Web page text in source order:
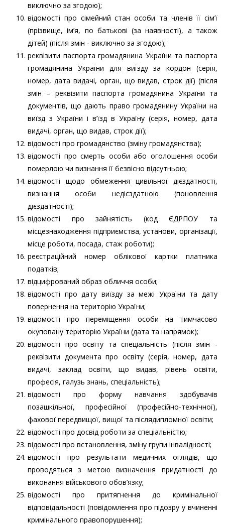
виключно за згодою);
відомості про сімейний стан особи та членів її сім’ї
(прізвище, ім’я, по батькові (за наявності), а також
дітей) (після змін - виключно за згодою);
реквізити паспорта громадянина України та паспорта
громадянина України для виїзду за кордон (серія,
номер, дата видачі, орган, що видав, строк дії) (після
змін – реквізити паспорта громадянина України та
документів, що дають право громадянину України на
виїзд з України і в’їзд в Україну (серія, номер, дата
видачі, орган, що видав, строк дії);
відомості про громадянство (зміну громадянства);
відомості про смерть особи або оголошення особи
померлою чи визнання її безвісно відсутньою;
відомості щодо обмеження цивільної дієздатності,
визнання особи недієздатною (поновлення
дієздатності);
відомості про зайнятість (код ЄДРПОУ та
місцезнаходження підприємства, установи, організації,
місце роботи, посада, стаж роботи);
реєстраційний номер облікової картки платника
податків;
відцифрований образ обличчя особи;
відомості про дату виїзду за межі України та дату
повернення на територію України;
відомості про переміщення особи на тимчасово
окуповану територію України (дата та напрямок);
відомості про освіту та спеціальність (після змін -
реквізити документа про освіту (серія, номер, дата
видачі, заклад освіти, що видав, рівень освіти,
професія, галузь знань, спеціальність);
відомості про форму навчання здобувачів
позашкільної, професійної (професійно-технічної),
фахової передвищої, вищої та післядипломної освіти;
відомості про досвід роботи за спеціальністю;
відомості про встановлення, зміну групи інвалідності;
відомості про результати медичних оглядів, що
проводяться з метою визначення придатності до
виконання військового обов’язку;
відомості про притягнення до кримінальної
відповідальності (повідомлення про підозру у вчиненні
кримінального правопорушення);